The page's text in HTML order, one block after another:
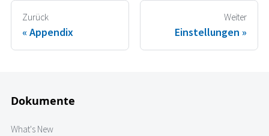
Zurück
Appendix
Weiter
Einstellungen
Dokumente
What's New